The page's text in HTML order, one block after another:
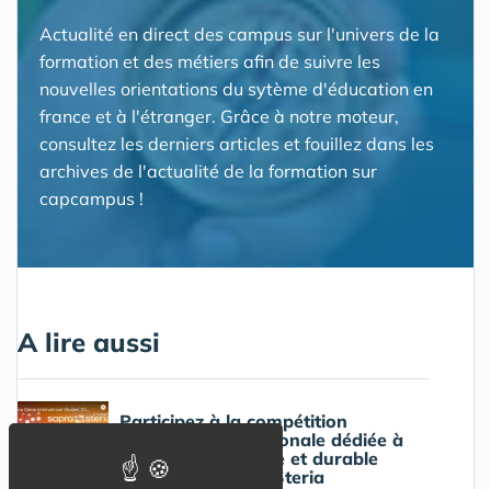
Actualité en direct des campus sur l'univers de la
formation et des métiers afin de suivre les
nouvelles orientations du sytème d'éducation en
france et à l'étranger. Grâce à notre moteur,
consultez les derniers articles et fouillez dans les
archives de l'actualité de la formation sur
capcampus !
A lire aussi
Participez à la compétition
étudiante internationale dédiée à
une IA responsable et durable
lancée par Sopra Steria